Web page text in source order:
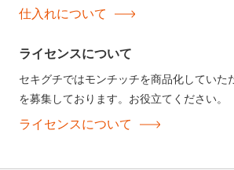
仕入れについて
ライセンスについて
セキグチではモンチッチを商品化していた
を募集しております。お役立てください。
ライセンスについて